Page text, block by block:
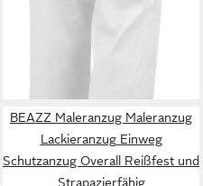
mit 7 Taschen - Robust -
UVP
BEAZZ Maleranzug Maleranzug
Lackieranzug Einweg
Schutzanzug Overall Reißfest und
Strapazierfähig